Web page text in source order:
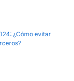
¿Cómo evitar